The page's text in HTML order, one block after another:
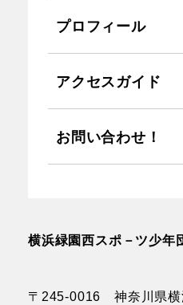
プロフィール
アクセスガイド
お問い合わせ！
横浜緑園西スポ－ツ少年
〒245-0016 神奈川県横